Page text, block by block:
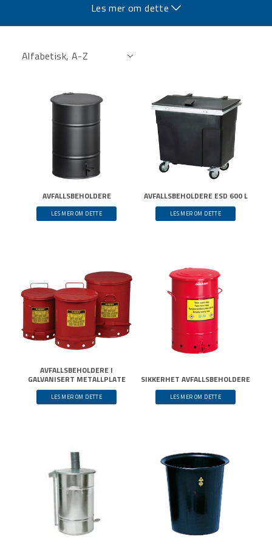
som passer til enhver arbeidsplass. Velg mellom robuste
spesialiserte løsninger for farlig avfall. Med smarte
arbeidsmiljø.
Les mer om dette
AVFALLSBEHOLDERE
LES MER OM DETTE
AVFALLSBEHOLDERE ESD 600 L
LES MER OM DETTE
AVFALLSBEHOLDERE I
GALVANISERT METALLPLATE
LES MER OM DETTE
SIKKERHET AVFALLSBEHOLDERE
LES MER OM DETTE